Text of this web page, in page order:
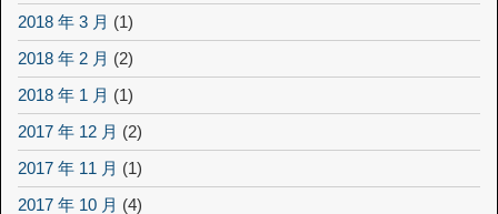
2018 年 3 月 (1)
2018 年 2 月 (2)
2018 年 1 月 (1)
2017 年 12 月 (2)
2017 年 11 月 (1)
2017 年 10 月 (4)